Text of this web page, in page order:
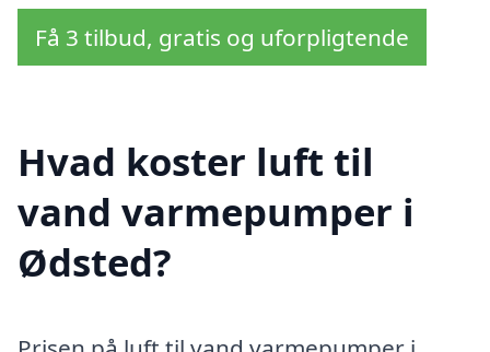
Få 3 tilbud, gratis og uforpligtende
Hvad koster luft til
vand varmepumper i
Ødsted?